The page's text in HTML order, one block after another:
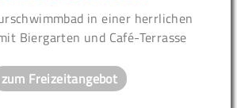
in einer herrlichen
Biergarten und Café-Terrasse
zum Freizeitangebot